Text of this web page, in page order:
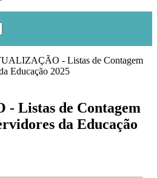
Listas de Contagem
da Educação